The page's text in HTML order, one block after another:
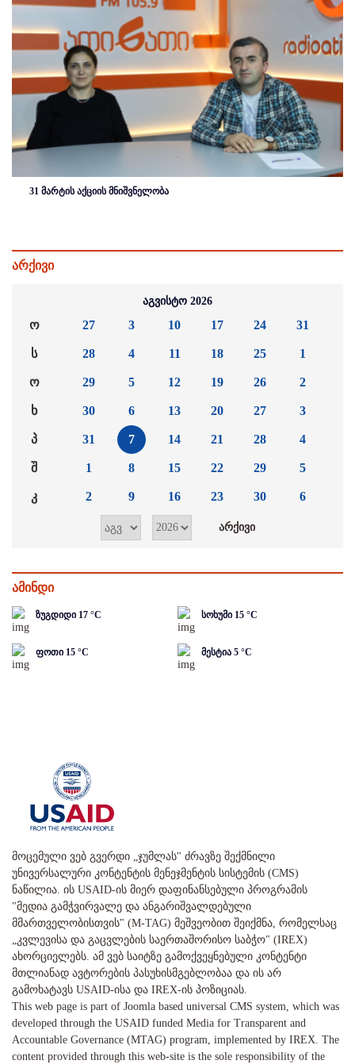
31 მარტის აქციის მნიშვნელობა
არქივი
აგვისტო 2026
ო
ს
ო
ხ
პ
შ
კ
27
28
29
30
31
1
2
3
4
5
6
7
8
9
10
11
12
13
14
15
16
17
18
19
20
21
22
23
24
25
26
27
28
29
30
31
1
2
3
4
5
6
ამინდი
ზუგდიდი 17 °C სოხუმი 15 °C
ფოთი 15 °C მესტია 5 °C
მოცემული ვებ გვერდი „ჯუმლას" ძრავზე შექმნილი
უნივერსალური კონტენტის მენეჯმენტის სისტემის (CMS)
ნაწილია. ის USAID-ის მიერ დაფინანსებული პროგრამის
"მედია გამჭვირვალე და ანგარიშვალდებული
მმართველობისთვის" (M-TAG) მეშვეობით შეიქმნა, რომელსაც
„კვლევისა და გაცვლების საერთაშორისო საბჭო" (IREX)
ახორციელებს. ამ ვებ საიტზე გამოქვეყნებული კონტენტი
მთლიანად ავტორების პასუხისმგებლობაა და ის არ
გამოხატავს USAID-ისა და IREX-ის პოზიციას.
This web page is part of Joomla based universal CMS system, which was
developed through the USAID funded Media for Transparent and
Accountable Governance (MTAG) program, implemented by IREX. The
content provided through this web-site is the sole responsibility of the